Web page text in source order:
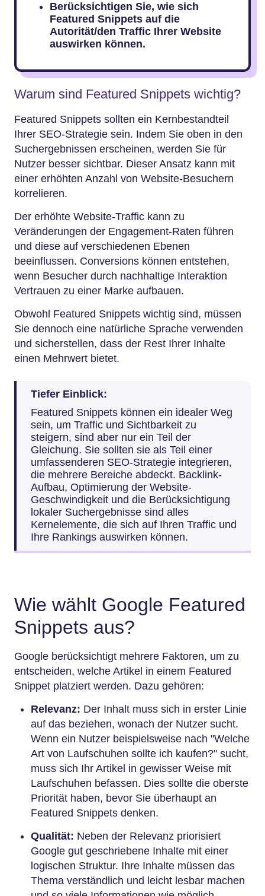
Berücksichtigen Sie, wie sich
Featured Snippets auf die
Autorität/den Traffic Ihrer Website
auswirken können.
Warum sind Featured Snippets wichtig?
Featured Snippets sollten ein Kernbestandteil
Ihrer SEO-Strategie sein. Indem Sie oben in den
Suchergebnissen erscheinen, werden Sie für
Nutzer besser sichtbar. Dieser Ansatz kann mit
einer erhöhten Anzahl von Website-Besuchern
korrelieren.
Der erhöhte Website-Traffic kann zu
Veränderungen der Engagement-Raten führen
und diese auf verschiedenen Ebenen
beeinflussen. Conversions können entstehen,
wenn Besucher durch nachhaltige Interaktion
Vertrauen zu einer Marke aufbauen.
Obwohl Featured Snippets wichtig sind, müssen
Sie dennoch eine natürliche Sprache verwenden
und sicherstellen, dass der Rest Ihrer Inhalte
einen Mehrwert bietet.
Tiefer Einblick:
Featured Snippets können ein idealer Weg
sein, um Traffic und Sichtbarkeit zu
steigern, sind aber nur ein Teil der
Gleichung. Sie sollten sie als Teil einer
umfassenderen SEO-Strategie integrieren,
die mehrere Bereiche abdeckt. Backlink-
Aufbau, Optimierung der Website-
Geschwindigkeit und die Berücksichtigung
lokaler Suchergebnisse sind alles
Kernelemente, die sich auf Ihren Traffic und
Ihre Rankings auswirken können.
Wie wählt Google Featured
Snippets aus?
Google berücksichtigt mehrere Faktoren, um zu
entscheiden, welche Artikel in einem Featured
Snippet platziert werden. Dazu gehören:
Relevanz: Der Inhalt muss sich in erster Linie
auf das beziehen, wonach der Nutzer sucht.
Wenn ein Nutzer beispielsweise nach "Welche
Art von Laufschuhen sollte ich kaufen?" sucht,
muss sich Ihr Artikel in gewisser Weise mit
Laufschuhen befassen. Dies sollte die oberste
Priorität haben, bevor Sie überhaupt an
Featured Snippets denken.
Qualität: Neben der Relevanz priorisiert
Google gut geschriebene Inhalte mit einer
logischen Struktur. Ihre Inhalte müssen das
Thema verständlich und leicht lesbar machen